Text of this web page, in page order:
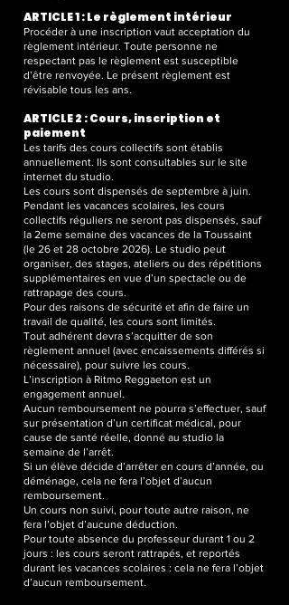
ARTICLE 1 : Le règlement intérieur
Procéder à une inscription vaut acceptation du
règlement intérieur. Toute personne ne
respectant pas le règlement est susceptible
d’être renvoyée. Le présent règlement est
révisable tous les ans.
ARTICLE 2 : Cours, inscription et
paiement
Les tarifs des cours collectifs sont établis
annuellement. Ils sont consultables sur le site
internet du studio.
Les cours sont dispensés de septembre à juin.
Pendant les vacances scolaires, les cours
collectifs réguliers ne seront pas dispensés, sauf
la 2eme semaine des vacances de la Toussaint
(le 26 et 28 octobre 2026). Le studio peut
organiser, des stages, ateliers ou des répétitions
supplémentaires en vue d’un spectacle ou de
rattrapage des cours.
Pour des raisons de sécurité et afin de faire un
travail de qualité, les cours sont limités.
Tout adhérent devra s’acquitter de son
règlement annuel (avec encaissements différés si
nécessaire), pour suivre les cours.
L’inscription à Ritmo Reggaeton est un
engagement annuel.
Aucun remboursement ne pourra s’effectuer, sauf
sur présentation d’un certificat médical, pour
cause de santé réelle, donné au studio la
semaine de l’arrêt.
Si un élève décide d’arrêter en cours d’année, ou
déménage, cela ne fera l’objet d’aucun
remboursement.
Un cours non suivi, pour toute autre raison, ne
fera l’objet d’aucune déduction.
Pour toute absence du professeur durant 1 ou 2
jours : les cours seront rattrapés, et reportés
durant les vacances scolaires : cela ne fera l’objet
d’aucun remboursement.